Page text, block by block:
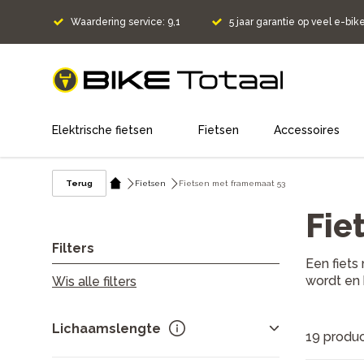
Waardering service: 9,1 5 jaar garantie op veel e-
home
Elektrische fietsen Fietsen Accessoires
Terug Fietsen Fietsen met framemaat 53
Filters
Wis alle filters
Lichaamslengte
Een fiets
wordt en
19